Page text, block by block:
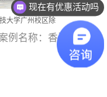
全国分支机构生产光
、净醛王、祛味剂等
系列产品，保质保量
生产任务，确保全国
江湾江门市蓬江区
大学广州校区除
目圆满完成
例名称：香港科技
现在有优惠活动吗